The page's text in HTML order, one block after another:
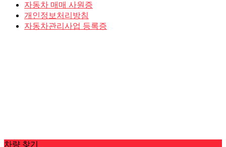
자동차 매매 사원증
개인정보처리방침
자동차관리사업 등록증
차량 찾기